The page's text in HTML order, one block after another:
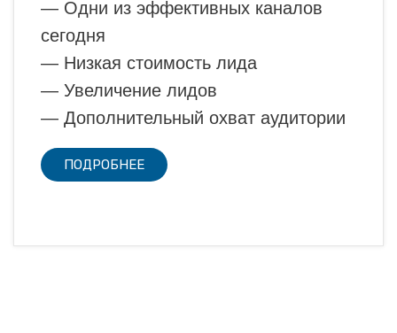
— Одни из эффективных каналов
сегодня
— Низкая стоимость лида
— Увеличение лидов
— Дополнительный охват аудитории
ПОДРОБНЕЕ